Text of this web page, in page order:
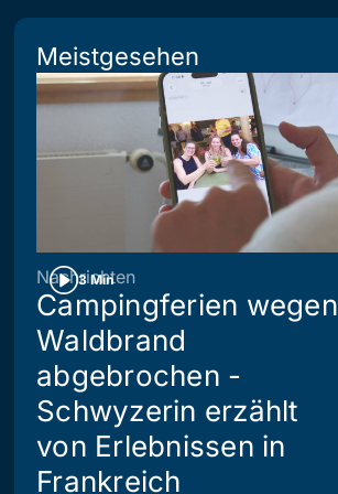
Meistgesehen
3 Min
Nachrichten
Campingferien wegen
Waldbrand
abgebrochen -
Schwyzerin erzählt
von Erlebnissen in
Frankreich